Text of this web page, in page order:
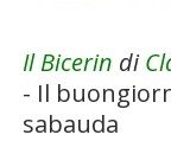
Il Bicerin di
- Il
sabauda